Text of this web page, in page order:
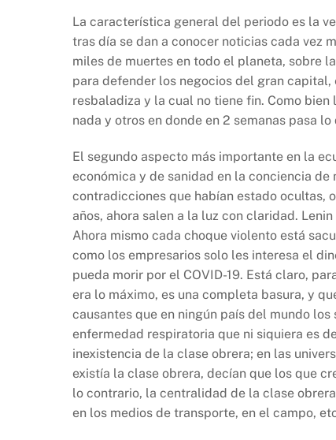
La característica general del periodo es la
tras día se dan a conocer noticias cada vez
miles de muertes en todo el planeta, sobre
para defender los negocios del gran
resbaladiza y la cual no tiene fin. Como
nada y otros en donde en 2 semanas pasa lo
El segundo aspecto más importante en la
económica y de sanidad en la conciencia
contradicciones que habían estado ocultas,
años, ahora salen a la luz con claridad.
Ahora mismo cada choque violento está
como los empresarios solo les interesa el
pueda morir por el COVID-19. Está claro,
era lo máximo, es una completa basura, y
causantes que en ningún país del mundo
enfermedad respiratoria que ni siquiera es
inexistencia de la clase obrera; en las
existía la clase obrera, decían que los que
lo contrario, la centralidad de la clase
en los medios de transporte, en el campo,